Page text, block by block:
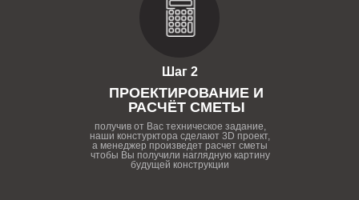
Шаг 2
ПРОЕКТИРОВАНИЕ И
РАСЧЁТ СМЕТЫ
получив от Вас техническое задание,
наши констурктора сделают 3D проект,
а менеджер произведет расчет сметы
чтобы Вы получили наглядную картину
будущей конструкции